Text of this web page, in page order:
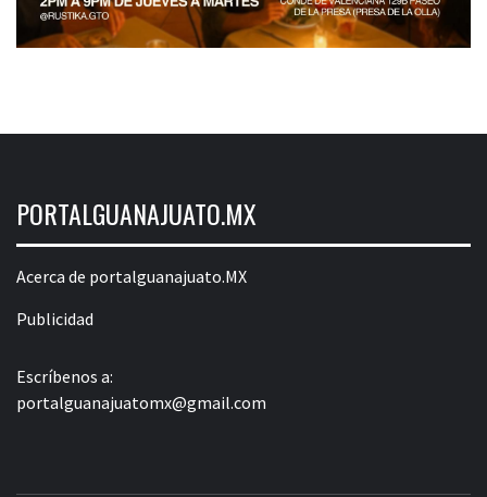
PORTALGUANAJUATO.MX
Acerca de portalguanajuato.MX
Publicidad
Escríbenos a:
portalguanajuatomx@gmail.com